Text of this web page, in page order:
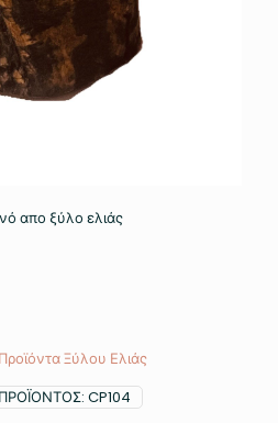
απο ξύλο ελιάς
CP104
Προϊόντα Ξύλου Ελιάς